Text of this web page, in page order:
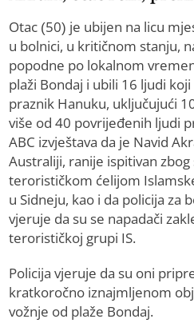
Otac (50) je ubijen na licu
u bolnici, u kritičnom stanju,
popodne po lokalnom
plaži Bondaj i ubili 16 ljudi
praznik Hanuku, uključujući
više od 40 povrijeđenih ljudi
ABC izvještava da je Navid
Australiji, ranije ispitivan zbog
terorističkom ćelijom
u Sidneju, kao i da policija za
vjeruje da su se napadači
terorističkoj grupi IS.
Policija vjeruje da su oni
kratkoročno iznajmljenom
vožnje od plaže Bondaj.